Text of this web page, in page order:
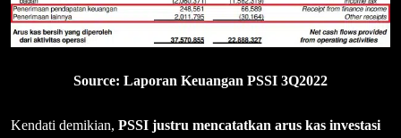
Source: Laporan Keuangan PSSI 3Q2022
Kendati demikian, PSSI justru mencatatkan arus kas investasi